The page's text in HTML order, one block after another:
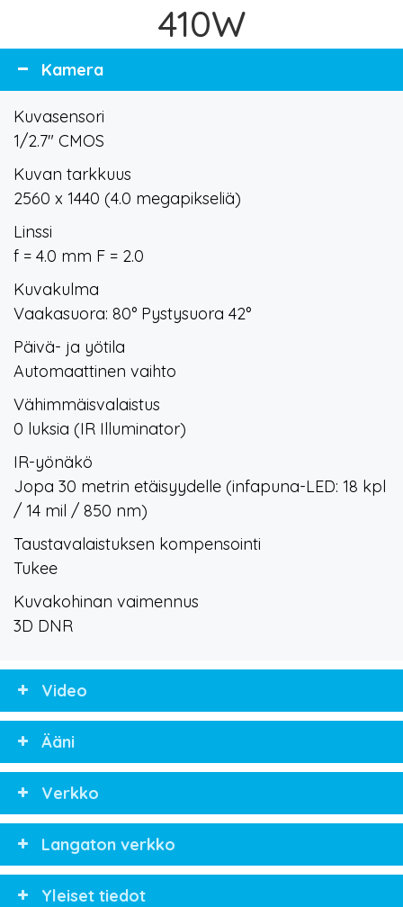
410W
Kamera
Kuvasensori
1/2.7" CMOS
Kuvan tarkkuus
2560 x 1440 (4.0 megapikseliä)
Linssi
f = 4.0 mm F = 2.0
Kuvakulma
Vaakasuora: 80° Pystysuora 42°
Päivä- ja yötila
Automaattinen vaihto
Vähimmäisvalaistus
0 luksia (IR Illuminator)
IR-yönäkö
Jopa 30 metrin etäisyydelle (infapuna-LED: 18 kpl
/ 14 mil / 850 nm)
Taustavalaistuksen kompensointi
Tukee
Kuvakohinan vaimennus
3D DNR
Video
Ääni
Verkko
Langaton verkko
Yleiset tiedot